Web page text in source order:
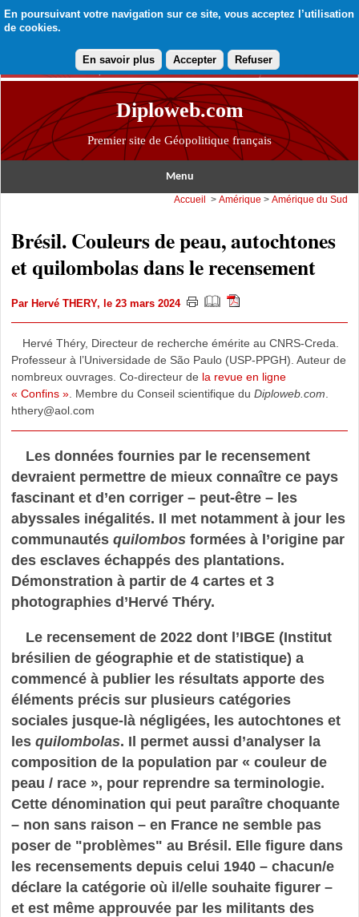
En poursuivant votre navigation sur ce site, vous acceptez l’utilisation
de cookies.
En savoir plus Accepter Refuser
Diploweb.com
Premier site de Géopolitique français
Menu
Accueil >Amérique >Amérique du Sud
Brésil. Couleurs de peau, autochtones
et quilombolas dans le recensement
Par Hervé THERY, le 23 mars 2024
Hervé Théry, Directeur de recherche émérite au CNRS-Creda.
Professeur à l’Universidade de São Paulo (USP-PPGH). Auteur de
nombreux ouvrages. Co-directeur de la revue en ligne
« Confins ». Membre du Conseil scientifique du Diploweb.com
hthery@aol.com
Les données fournies par le recensement
devraient permettre de mieux connaître ce pays
fascinant et d’en corriger – peut-être – les
abyssales inégalités. Il met notamment à jour les
communautés quilombosformées à l’origine par
des esclaves échappés des plantations.
Démonstration à partir de 4 cartes et 3
photographies d’Hervé Théry.
Le recensement de 2022 dont l’IBGE (Institut
brésilien de géographie et de statistique) a
commencé à publier les résultats apporte des
éléments précis sur plusieurs catégories
sociales jusque-là négligées, les autochtones et
les quilombolas. Il permet aussi d’analyser la
composition de la population par « couleur de
peau / race », pour reprendre sa terminologie.
Cette dénomination qui peut paraître choquante
– non sans raison – en France ne semble pas
poser de "problèmes" au Brésil. Elle figure dans
les recensements depuis celui 1940 – chacun/e
déclare la catégorie où il/elle souhaite figurer –
et est même approuvée par les militants des